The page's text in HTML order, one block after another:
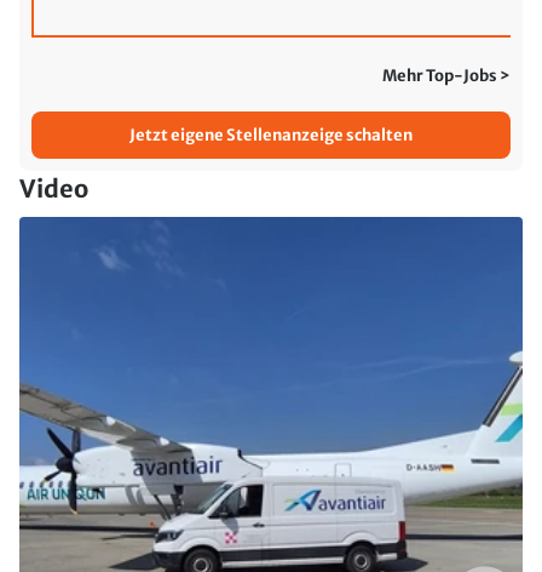
Mehr Top-Jobs >
Jetzt eigene Stellenanzeige schalten
Video